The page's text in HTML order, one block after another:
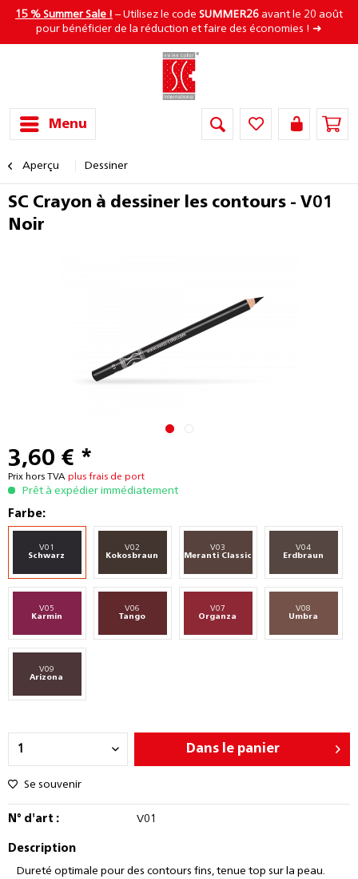
15 % Summer Sale ! – Utilisez le code SUMMER26 avant le 20 août
pour bénéficier de la réduction et faire des économies ! ➜
Menu
Aperçu Dessiner
SC Crayon à dessiner les contours - V01
Noir
3,60 € *
Prix hors TVA plus frais de port
Prêt à expédier immédiatement
Farbe:
V01
Schwarz
V02
Kokosbraun
V03
Meranti Classic
V04
Erdbraun
V05
Karmin
V06
Tango
V07
Organza
V08
Umbra
V09
Arizona
Dans le panier
Se souvenir
N° d'art : V01
Description
Dureté optimale pour des contours fins, tenue top sur la peau.